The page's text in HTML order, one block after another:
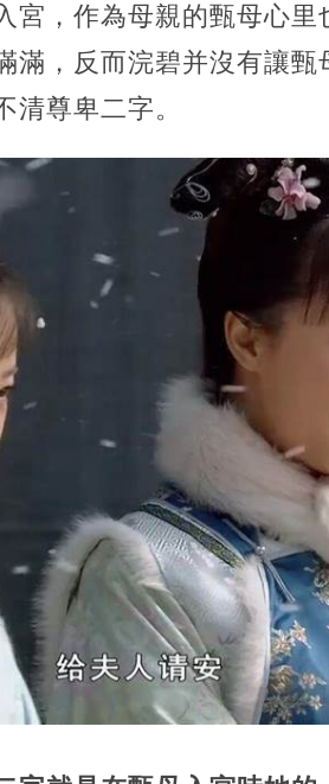
宮，作為母親的甄母心
滿，反而浣碧并沒有讓
尊卑二字。